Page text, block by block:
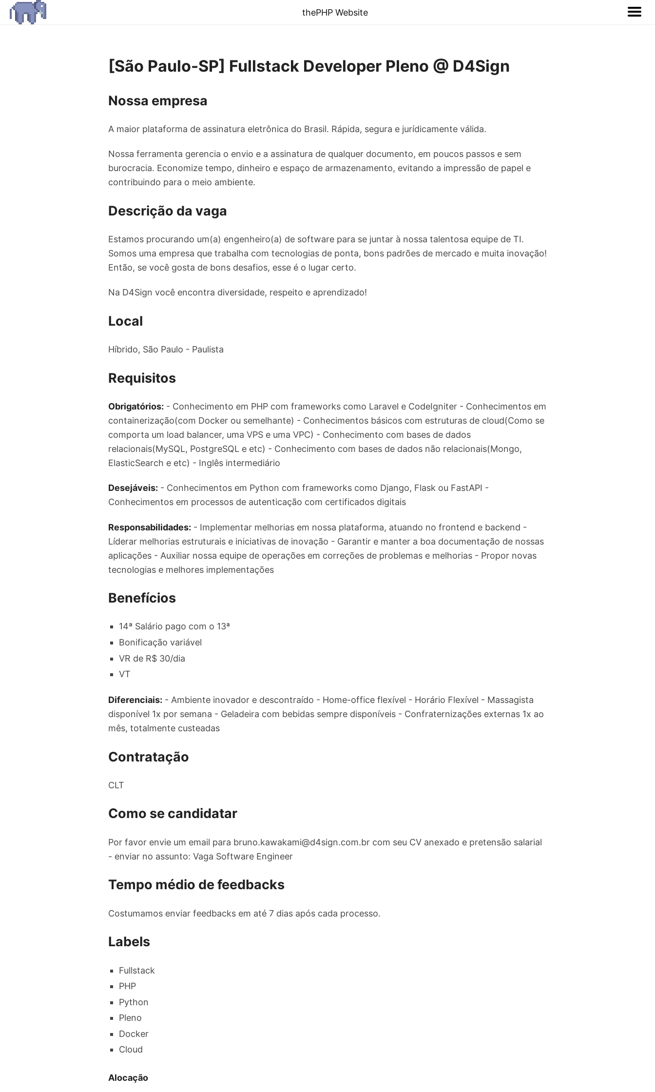
thePHP Website
[São Paulo-SP] Fullstack Developer Pleno @ D4Sign
Nossa empresa
A maior plataforma de assinatura eletrônica do Brasil. Rápida, segura e jurídicamente válida.
Nossa ferramenta gerencia o envio e a assinatura de qualquer documento, em poucos passos e sem
burocracia. Economize tempo, dinheiro e espaço de armazenamento, evitando a impressão de papel e
contribuindo para o meio ambiente.
Descrição da vaga
Estamos procurando um(a) engenheiro(a) de software para se juntar à nossa talentosa equipe de TI.
Somos uma empresa que trabalha com tecnologias de ponta, bons padrões de mercado e muita inovação!
Então, se você gosta de bons desafios, esse é o lugar certo.
Na D4Sign você encontra diversidade, respeito e aprendizado!
Local
Híbrido, São Paulo - Paulista
Requisitos
Obrigatórios: - Conhecimento em PHP com frameworks como Laravel e CodeIgniter - Conhecimentos em
containerização(com Docker ou semelhante) - Conhecimentos básicos com estruturas de cloud(Como se
comporta um load balancer, uma VPS e uma VPC) - Conhecimento com bases de dados
relacionais(MySQL, PostgreSQL e etc) - Conhecimento com bases de dados não relacionais(Mongo,
ElasticSearch e etc) - Inglês intermediário
Desejáveis: - Conhecimentos em Python com frameworks como Django, Flask ou FastAPI -
Conhecimentos em processos de autenticação com certificados digitais
Responsabilidades: - Implementar melhorias em nossa plataforma, atuando no frontend e backend -
Líderar melhorias estruturais e iniciativas de inovação - Garantir e manter a boa documentação de nossas
aplicações - Auxiliar nossa equipe de operações em correções de problemas e melhorias - Propor novas
tecnologias e melhores implementações
Benefícios
14ª Salário pago com o 13ª
Bonificação variável
VR de R$ 30/dia
VT
Diferenciais: - Ambiente inovador e descontraído - Home-office flexível - Horário Flexível - Massagista
disponível 1x por semana - Geladeira com bebidas sempre disponíveis - Confraternizações externas 1x ao
mês, totalmente custeadas
Contratação
CLT
Como se candidatar
Por favor envie um email para bruno.kawakami@d4sign.com.br com seu CV anexado e pretensão salarial
- enviar no assunto: Vaga Software Engineer
Tempo médio de feedbacks
Costumamos enviar feedbacks em até 7 dias após cada processo.
Labels
Fullstack
PHP
Python
Pleno
Docker
Cloud
Alocação